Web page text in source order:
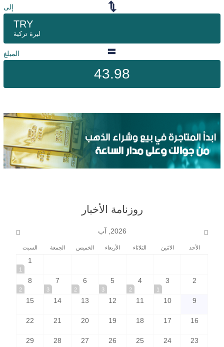
إلى
TRY
ليرة تركية
المبلغ
43.98
روزنامة الأخبار
2026, آب
الأحد الاثنين الثلاثاء الأربعاء الخميس الجمعة السبت
1
1
2
3
1
4
2
5
3
6
2
7
3
8
2
9
10
11
12
13
14
15
16
17
18
19
20
21
22
23
24
25
26
27
28
29